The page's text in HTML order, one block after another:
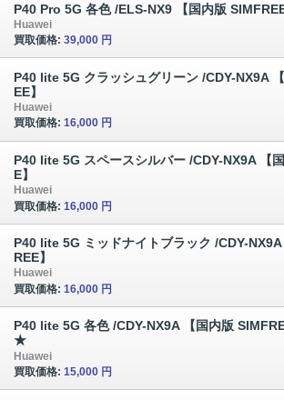
P40 Pro 5G 各色 /ELS-NX9 【国内版
Huawei
買取価格: 39,000 円
P40 lite 5G クラッシュグリーン /CDY-NX9A
EE】
Huawei
買取価格: 16,000 円
P40 lite 5G スペースシルバー /CDY-NX9A 【
E】
Huawei
買取価格: 16,000 円
P40 lite 5G ミッドナイトブラック /CDY-
REE】
Huawei
買取価格: 16,000 円
P40 lite 5G 各色 /CDY-NX9A 【国内版
★
Huawei
買取価格: 15,000 円